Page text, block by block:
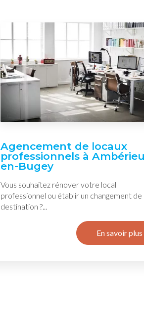
Agencement de locaux
professionnels à
en-Bugey
Vous souhaitez rénover votre local
professionnel ou établir un changement de
destination ?...
En savoir plus